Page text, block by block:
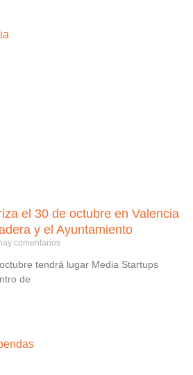
el 30 de octubre en Valencia
y el Ayuntamiento
comentarios
tendrá lugar Media Startups
de